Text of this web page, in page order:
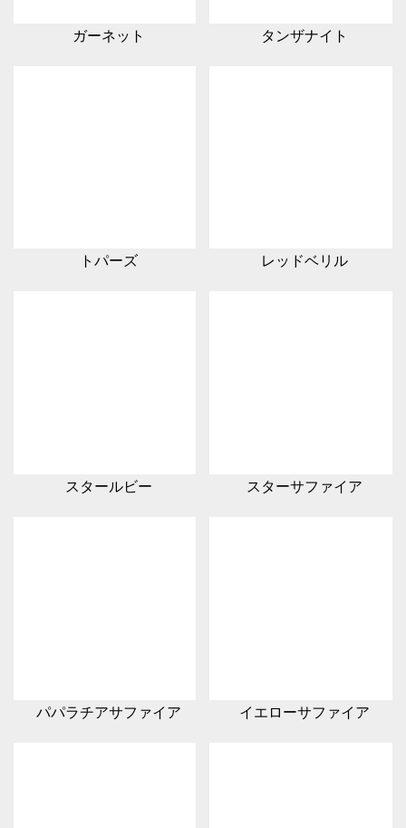
ガーネット タンザナイト
トパーズ レッドベリル
スタールビー スターサファイア
パパラチアサファイア イエローサファイア